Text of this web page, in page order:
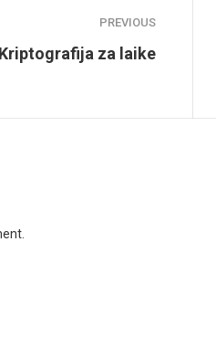
PREVIOUS
Kriptografija za laike